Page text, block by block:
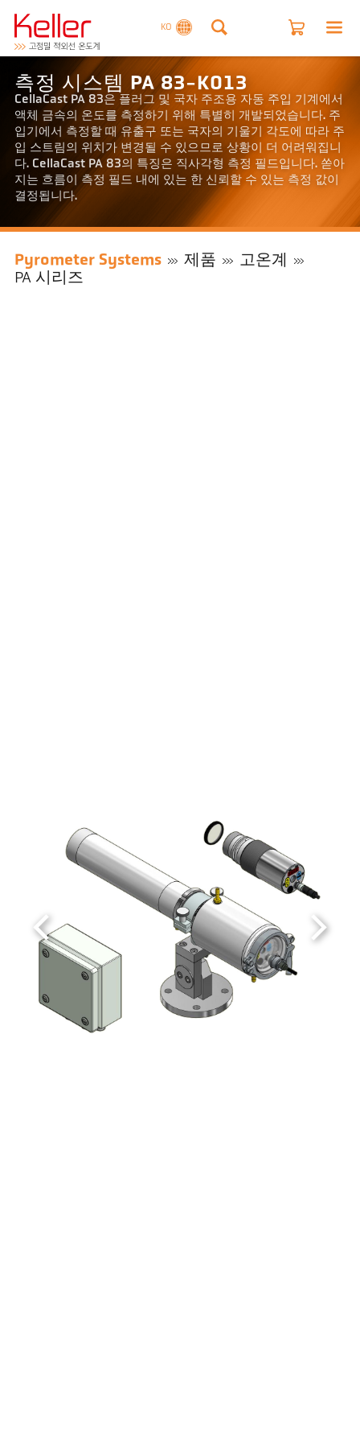
KO
측정 시스템 PA 83-K013
CellaCast PA 83은 플러그 및 국자 주조용 자동 주입 기계에서
액체 금속의 온도를 측정하기 위해 특별히 개발되었습니다. 주
입기에서 측정할 때 유출구 또는 국자의 기울기 각도에 따라 주
입 스트림의 위치가 변경될 수 있으므로 상황이 더 어려워집니
다. CellaCast PA 83의 특징은 직사각형 측정 필드입니다. 쏟아
지는 흐름이 측정 필드 내에 있는 한 신뢰할 수 있는 측정 값이
결정됩니다.
Pyrometer Systems 제품
고온계
PA 시리즈